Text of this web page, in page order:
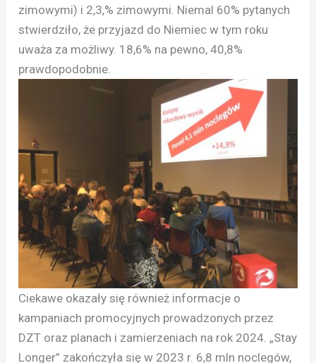
zimowymi) i 2,3,% zimowymi. Niemal 60% pytanych
stwierdziło, że przyjazd do Niemiec w tym roku
uważa za możliwy. 18,6% na pewno, 40,8%
prawdopodobnie.
Ciekawe okazały się również informacje o
kampaniach promocyjnych prowadzonych przez
DZT oraz planach i zamierzeniach na rok 2024. „Stay
Longer” zakończyła się w 2023 r. 6,8 mln noclegów,